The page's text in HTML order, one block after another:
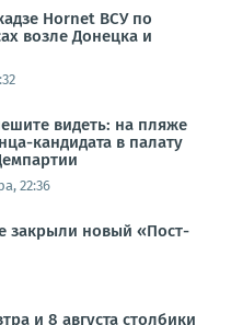
Hornet ВСУ по
возле Донецка и
видеть: на пляже
кандидата в палату
22:36
закрыли новый «Пост-
и 8 августа столбики